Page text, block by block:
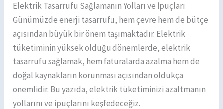
Elektrik Tasarrufu Sağlamanın Yolları ve İpuçları
Günümüzde enerji tasarrufu, hem çevre hem de bütçe
açısından büyük bir önem taşımaktadır. Elektrik
tüketiminin yüksek olduğu dönemlerde, elektrik
tasarrufu sağlamak, hem faturalarda azalma hem de
doğal kaynakların korunması açısından oldukça
önemlidir. Bu yazıda, elektrik tüketiminizi azaltmanın
yollarını ve ipuçlarını keşfedeceğiz.